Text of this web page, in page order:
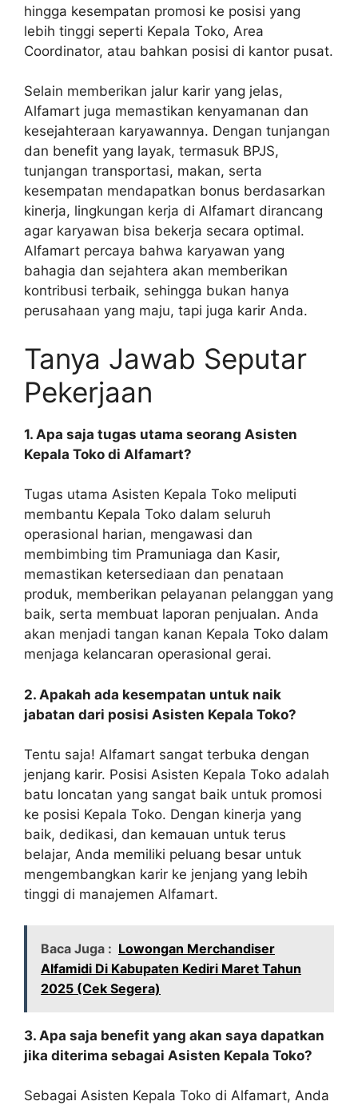
hingga kesempatan promosi ke posisi yang
lebih tinggi seperti Kepala Toko, Area
Coordinator, atau bahkan posisi di kantor pusat.
Selain memberikan jalur karir yang jelas,
Alfamart juga memastikan kenyamanan dan
kesejahteraan karyawannya. Dengan tunjangan
dan benefit yang layak, termasuk BPJS,
tunjangan transportasi, makan, serta
kesempatan mendapatkan bonus berdasarkan
kinerja, lingkungan kerja di Alfamart dirancang
agar karyawan bisa bekerja secara optimal.
Alfamart percaya bahwa karyawan yang
bahagia dan sejahtera akan memberikan
kontribusi terbaik, sehingga bukan hanya
perusahaan yang maju, tapi juga karir Anda.
Tanya Jawab Seputar
Pekerjaan
1. Apa saja tugas utama seorang Asisten
Kepala Toko di Alfamart?
Tugas utama Asisten Kepala Toko meliputi
membantu Kepala Toko dalam seluruh
operasional harian, mengawasi dan
membimbing tim Pramuniaga dan Kasir,
memastikan ketersediaan dan penataan
produk, memberikan pelayanan pelanggan yang
baik, serta membuat laporan penjualan. Anda
akan menjadi tangan kanan Kepala Toko dalam
menjaga kelancaran operasional gerai.
2. Apakah ada kesempatan untuk naik
jabatan dari posisi Asisten Kepala Toko?
Tentu saja! Alfamart sangat terbuka dengan
jenjang karir. Posisi Asisten Kepala Toko adalah
batu loncatan yang sangat baik untuk promosi
ke posisi Kepala Toko. Dengan kinerja yang
baik, dedikasi, dan kemauan untuk terus
belajar, Anda memiliki peluang besar untuk
mengembangkan karir ke jenjang yang lebih
tinggi di manajemen Alfamart.
Baca Juga : Lowongan Merchandiser
Alfamidi Di Kabupaten Kediri Maret Tahun
2025 (Cek Segera)
3. Apa saja benefit yang akan saya dapatkan
jika diterima sebagai Asisten Kepala Toko?
Sebagai Asisten Kepala Toko di Alfamart, Anda